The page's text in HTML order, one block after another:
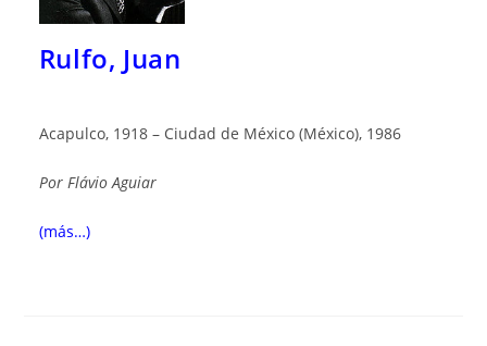
Rulfo, Juan
Acapulco, 1918 – Ciudad de México (México), 1986
Por Flávio Aguiar
(más…)